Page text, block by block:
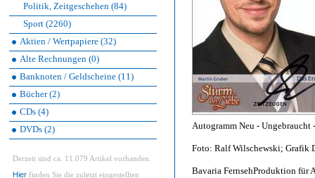
Politik, Zeitgeschehen (84)
Sport (2260)
Aktien / Wertpapiere (32)
Alte Rechnungen (0)
Banknoten / Geldscheine (11)
Bücher (2)
CDs (4)
DVDs (2)
Derzeit sind ca. 11.079 Artikel vorhanden.
Hier finden Sie die zuletzt eingestellten
Autogramm Neu -
Foto: Ralf Wilschewski; Grafik
Bavaria FernsehProduktion für